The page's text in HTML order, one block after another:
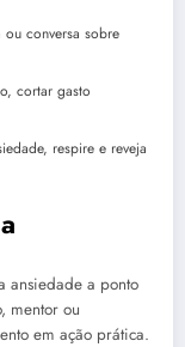
conversa sobre
cortar gasto
respire e reveja
ansiedade a ponto
mentor ou
em ação prática.